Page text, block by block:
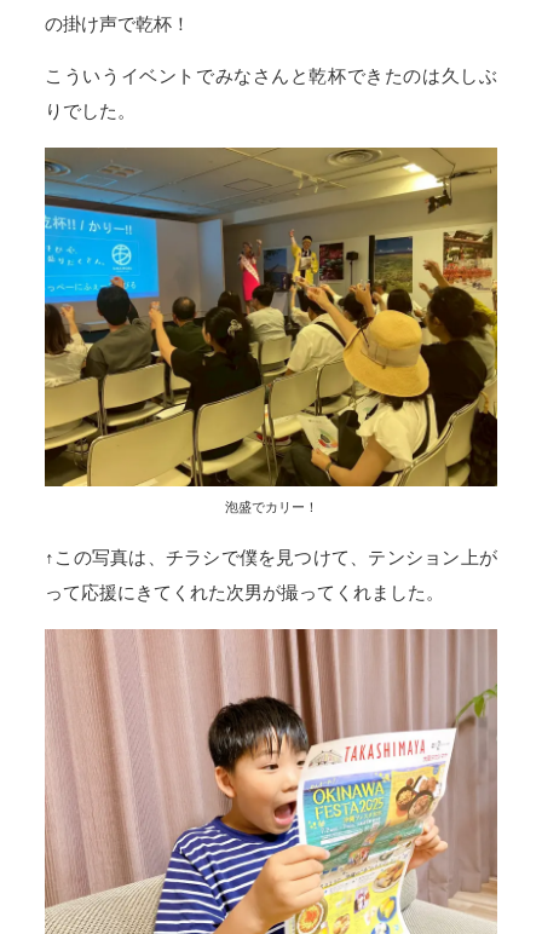
の掛け声で乾杯！
こういうイベントでみなさんと乾杯できたのは久しぶ
りでした。
泡盛でカリー！
↑この写真は、チラシで僕を見つけて、テンション上が
って応援にきてくれた次男が撮ってくれました。